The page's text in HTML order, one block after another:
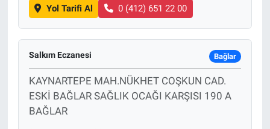
Yol Tarifi Al 0 (412) 651 22 00
Salkım Eczanesi Bağlar
KAYNARTEPE MAH.NÜKHET COŞKUN CAD.
ESKİ BAĞLAR SAĞLIK OCAĞI KARŞISI 190 A
BAĞLAR